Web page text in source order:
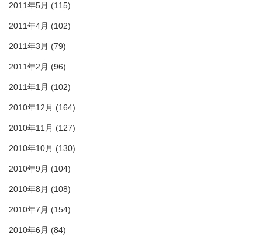
2011年5月 (115)
2011年4月 (102)
2011年3月 (79)
2011年2月 (96)
2011年1月 (102)
2010年12月 (164)
2010年11月 (127)
2010年10月 (130)
2010年9月 (104)
2010年8月 (108)
2010年7月 (154)
2010年6月 (84)